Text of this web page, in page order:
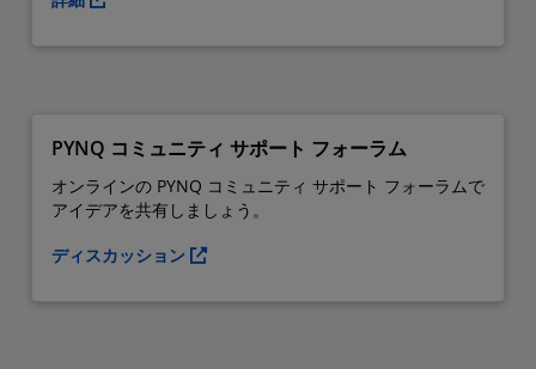
PYNQ コミュニティ サポート フォーラム
オンラインの PYNQ コミュニティ サポート フォーラムで
アイデアを共有しましょう。
ディスカッション